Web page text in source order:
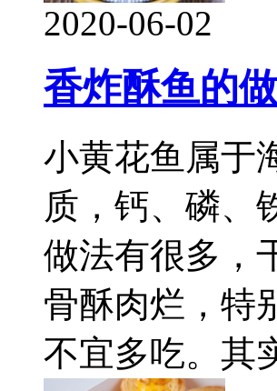
2020-06-02
香炸酥鱼的
小黄花鱼属于
质，钙、磷、
做法有很多，
骨酥肉烂，特
不宜多吃。其